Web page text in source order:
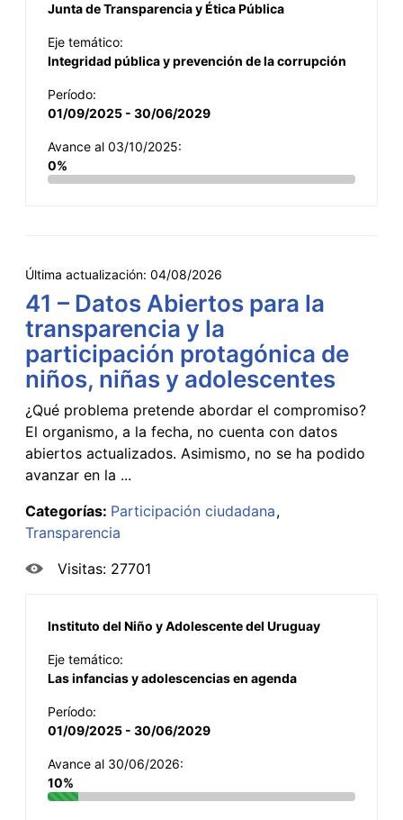
Junta de Transparencia y Ética Pública
Eje temático:
Integridad pública y prevención de la corrupción
Período:
01/09/2025 - 30/06/2029
Avance al 03/10/2025:
0%
Última actualización: 04/08/2026
41 – Datos Abiertos para la
transparencia y la
participación protagónica de
niños, niñas y adolescentes
¿Qué problema pretende abordar el compromiso?
El organismo, a la fecha, no cuenta con datos
abiertos actualizados. Asimismo, no se ha podido
avanzar en la ...
Categorías: Participación ciudadana
Transparencia
Visitas: 27701
Instituto del Niño y Adolescente del Uruguay
Eje temático:
Las infancias y adolescencias en agenda
Período:
01/09/2025 - 30/06/2029
Avance al 30/06/2026:
10%